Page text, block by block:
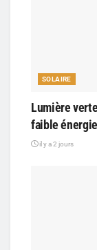
SOLAIRE
Lumière
faible
il y a 2 jours